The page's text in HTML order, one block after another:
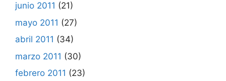
junio 2011 (21)
mayo 2011 (27)
abril 2011 (34)
marzo 2011 (30)
febrero 2011 (23)